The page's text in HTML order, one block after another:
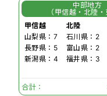
中部地方
（甲信越・北陸・
甲信越
山梨県：7
長野県：5
新潟県：4
北陸
石川県：2
富山県：2
福井県：3
合計：